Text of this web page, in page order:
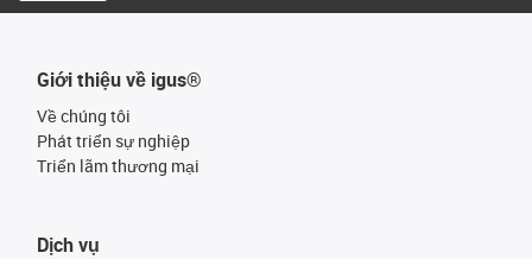
Giới thiệu về igus®
Về chúng tôi
Phát triển sự nghiệp
Triển lãm thương mại
Dịch vụ